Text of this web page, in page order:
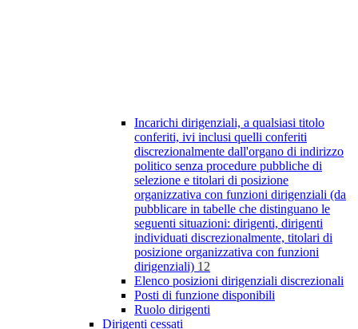
Incarichi dirigenziali, a qualsiasi titolo
conferiti, ivi inclusi quelli conferiti
discrezionalmente dall'organo di indirizzo
politico senza procedure pubbliche di
selezione e titolari di posizione
organizzativa con funzioni dirigenziali (da
pubblicare in tabelle che distinguano le
seguenti situazioni: dirigenti, dirigenti
individuati discrezionalmente, titolari di
posizione organizzativa con funzioni
dirigenziali) 12
Elenco posizioni dirigenziali discrezionali
Posti di funzione disponibili
Ruolo dirigenti
Dirigenti cessati